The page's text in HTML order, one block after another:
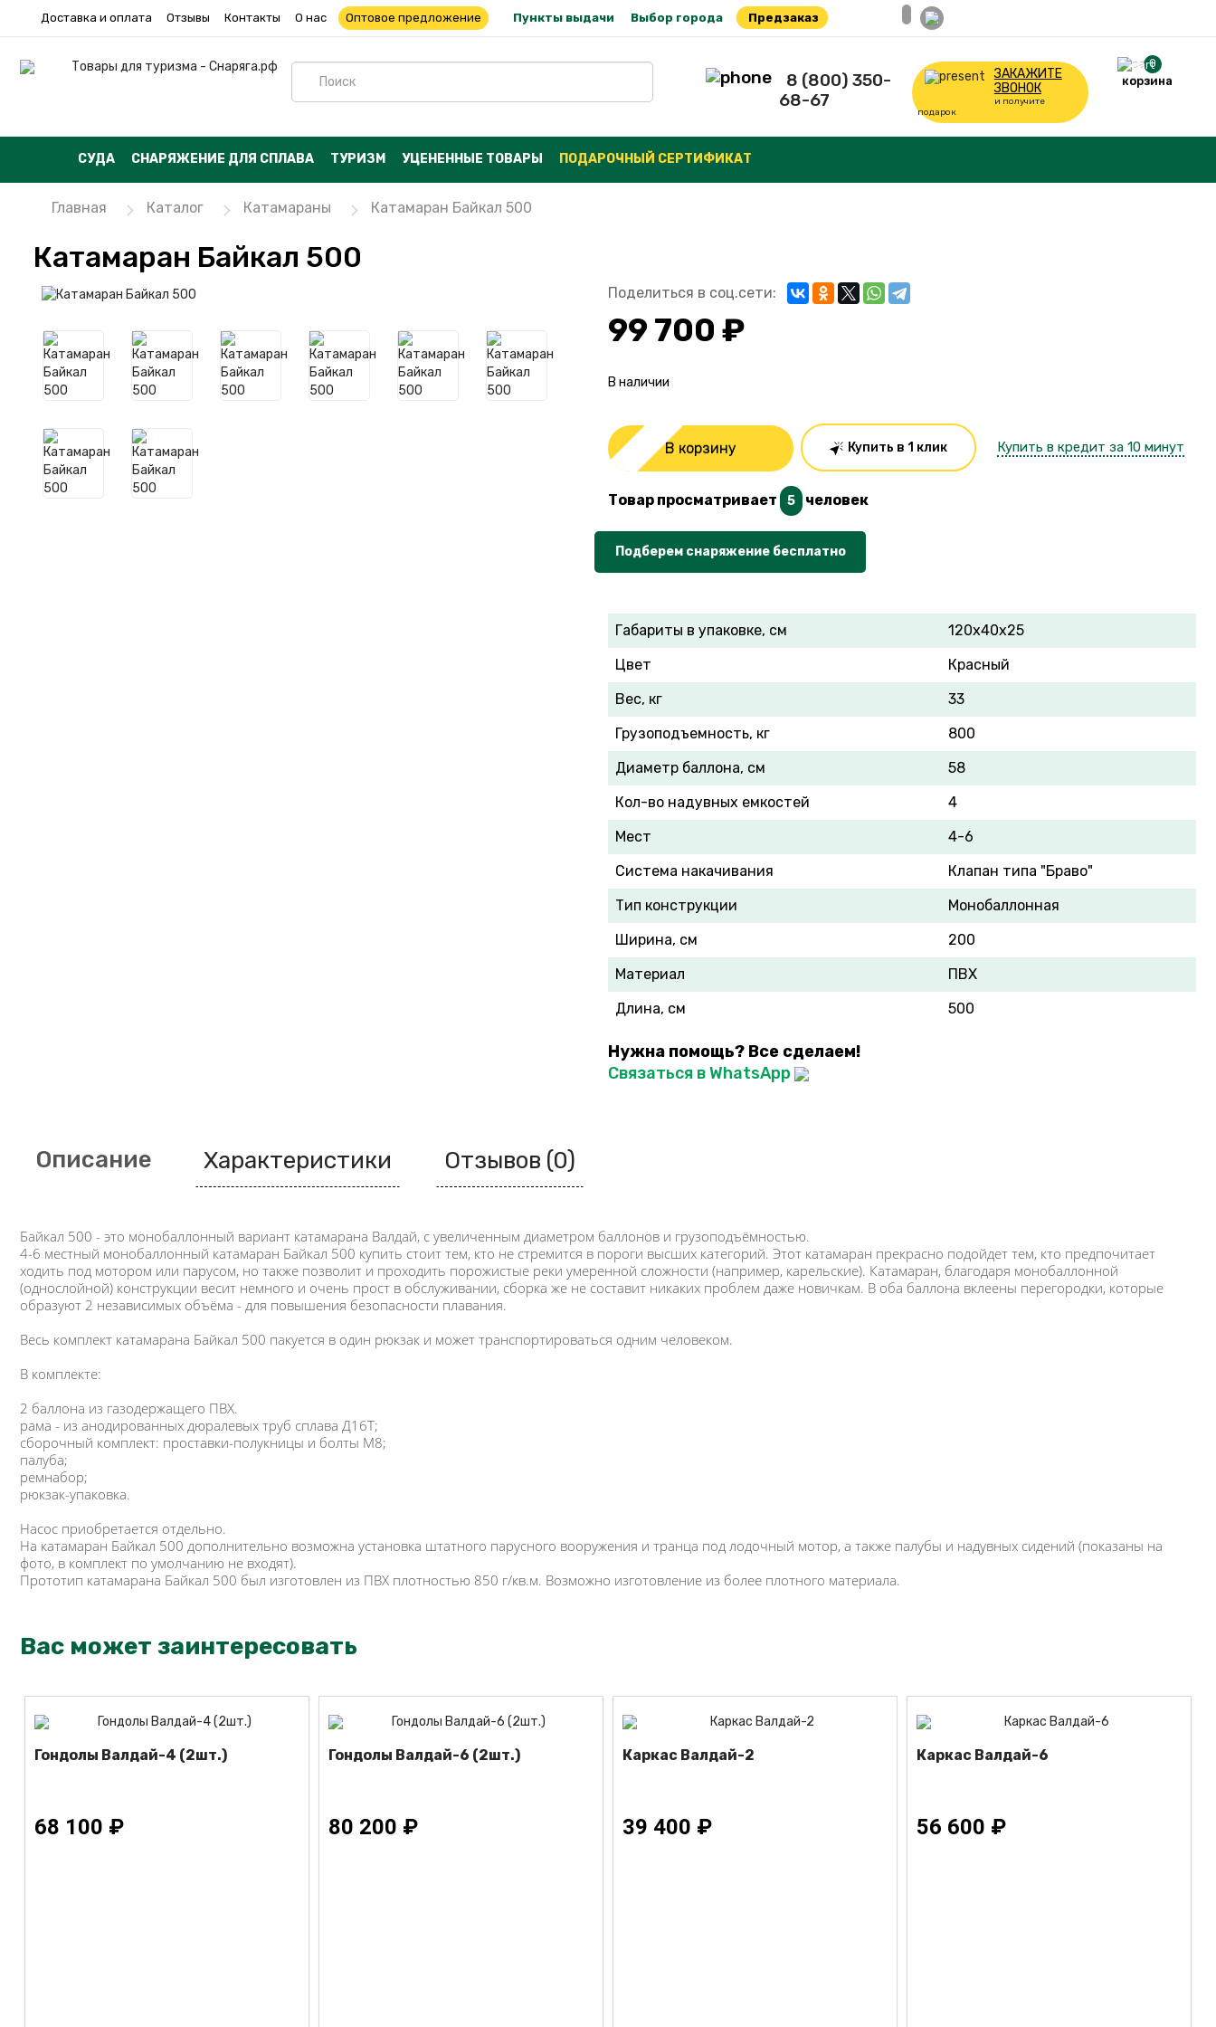
Доставка и оплата Отзывы Контакты О нас Оптовое предложение Пункты выдачи Выбор города Предзаказ
8 (800) 350-
68-67
ЗАКАЖИТЕ
ЗВОНОК
и получите
подарок
0
корзина
СУДА СНАРЯЖЕНИЕ ДЛЯ СПЛАВА ТУРИЗМ УЦЕНЕННЫЕ ТОВАРЫ ПОДАРОЧНЫЙ СЕРТИФИКАТ
Главная Каталог Катамараны Катамаран Байкал 500
Катамаран Байкал 500
Поделиться в соц.сети:
99 700 ₽
В наличии
В корзину Купить в 1 клик Купить в кредит за 10 минут
Товар просматривает 5 человек
Подберем снаряжение бесплатно
Габариты в упаковке, см
120х40х25
Цвет
Красный
Вес, кг
33
Грузоподъемность, кг
800
Диаметр баллона, см
58
Кол-во надувных емкостей
4
Мест
4-6
Система накачивания
Клапан типа "Браво"
Тип конструкции
Монобаллонная
Ширина, см
200
Материал
ПВХ
Длина, см
500
Нужна помощь? Все сделаем!
Связаться в WhatsApp
Описание Характеристики Отзывов (0)
Байкал 500 - это монобаллонный вариант катамарана Валдай, с увеличенным диаметром баллонов и грузоподъёмностью.
4-6 местный монобаллонный катамаран Байкал 500 купить стоит тем, кто не стремится в пороги высших категорий. Этот катамаран прекрасно подойдет тем, кто предпочитает
ходить под мотором или парусом, но также позволит и проходить порожистые реки умеренной сложности (например, карельские). Катамаран, благодаря монобаллонной
(однослойной) конструкции весит немного и очень прост в обслуживании, сборка же не составит никаких проблем даже новичкам. В оба баллона вклеены перегородки, которые
образуют 2 независимых объёма - для повышения безопасности плавания.
Весь комплект катамарана Байкал 500 пакуется в один рюкзак и может транспортироваться одним человеком.
В комплекте:
2 баллона из газодержащего ПВХ.
рама - из анодированных дюралевых труб сплава Д16Т;
сборочный комплект: проставки-полукницы и болты М8;
палуба;
ремнабор;
рюкзак-упаковка.
Насос приобретается отдельно.
На катамаран Байкал 500 дополнительно возможна установка штатного парусного вооружения и транца под лодочный мотор, а также палубы и надувных сидений (показаны на
фото, в комплект по умолчанию не входят).
Прототип катамарана Байкал 500 был изготовлен из ПВХ плотностью 850 г/кв.м. Возможно изготовление из более плотного материала.
Вас может заинтересовать
Гондолы Валдай-4 (2шт.)
68 100 ₽
Гондолы Валдай-6 (2шт.)
80 200 ₽
Каркас Валдай-2
39 400 ₽
Каркас Валдай-6
56 600 ₽